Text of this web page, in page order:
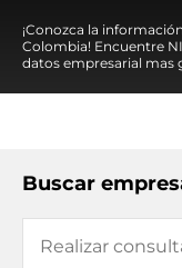
¡Conozca la
Colombia! Encuentre
datos empresarial mas
Buscar